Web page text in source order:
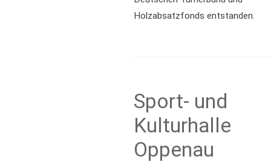
Holzabsatzfonds entstanden.
Sport- und
Kulturhalle
Oppenau